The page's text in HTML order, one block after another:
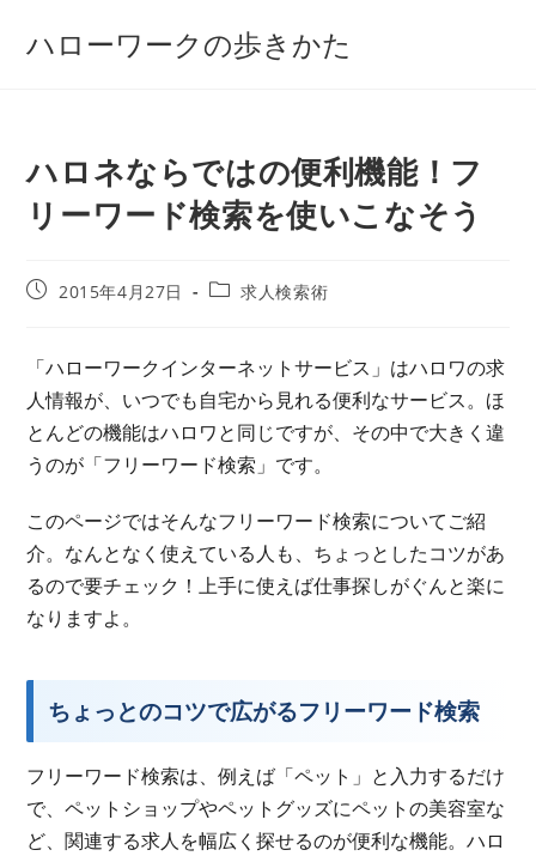
ハローワークの歩きかた
ハロネならではの便利機能！フ
リーワード検索を使いこなそう
投
開
日:
2015年4月27日
投
テ
ゴ
リ
ー:
求人検索術
「ハローワークインターネットサービス」はハロワの求
人情報が、いつでも自宅から見れる便利なサービス。ほ
とんどの機能はハロワと同じですが、その中で大きく違
うのが「フリーワード検索」です。
このページではそんなフリーワード検索についてご紹
介。なんとなく使えている人も、ちょっとしたコツがあ
るので要チェック！上手に使えば仕事探しがぐんと楽に
なりますよ。
ちょっとのコツで広がるフリーワード検索
フリーワード検索は、例えば「ペット」と入力するだけ
で、ペットショップやペットグッズにペットの美容室な
ど、関連する求人を幅広く探せるのが便利な機能。ハロ